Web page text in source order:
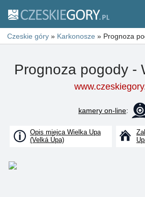
Czeskie góry » Karkonosze » Prognoza
Prognoza pogody -
kamery on-line:
Opis miejca Wielka Upa
(Velká Úpa)